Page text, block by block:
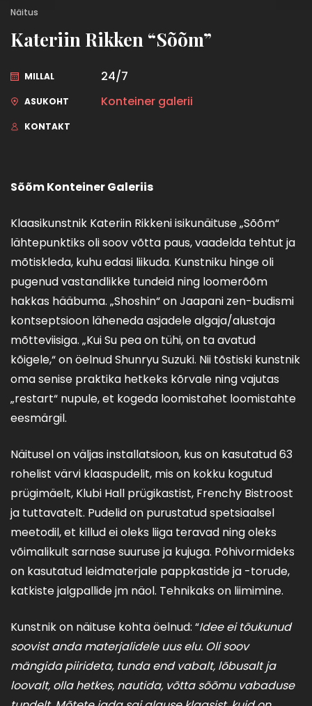
Näitus
Kateriin Rikken “Sõõm”
MILLAL 24/7
ASUKOHT Konteiner galerii
KONTAKT
SõõmKonteiner Galeriis
Klaasikunstnik Kateriin Rikkeni isikunäituse „Sõõm“
lähtepunktiks oli soov võtta paus, vaadelda tehtut ja
mõtiskleda, kuhu edasi liikuda. Kunstniku hinge oli
pugenud vastandlikke tundeid ning loomerõõm
hakkas hääbuma. „Shoshin“ on Jaapani zen-budismi
kontseptsioon läheneda asjadele algaja/alustaja
mõtteviisiga. „Kui Su pea on tühi, on ta avatud
kõigele,“ on öelnud Shunryu Suzuki. Nii tõstiski kunstnik
oma senise praktika hetkeks kõrvale ning vajutas
„restart“ nupule, et kogeda loomistahet loomistahte
eesmärgil.
Näitusel on väljas installatsioon, kus on kasutatud 63
rohelist värvi klaaspudelit, mis on kokku kogutud
prügimäelt, Klubi Hall prügikastist, Frenchy Bistroost
ja tuttavatelt. Pudelid on purustatud spetsiaalsel
meetodil, et killud ei oleks liiga teravad ning oleks
võimalikult sarnase suuruse ja kujuga. Põhivormideks
on kasutatud leidmaterjale pappkastide ja -torude,
katkiste jalgpallide jm näol. Tehnikaks on liimimine.
Kunstnik on näituse kohta öelnud: “Idee ei tõukunud
soovist anda materjalidele uus elu. Oli soov
mängida piirideta, tunda end vabalt, lõbusalt ja
loovalt, olla hetkes, nautida, võtta sõõmu vabaduse